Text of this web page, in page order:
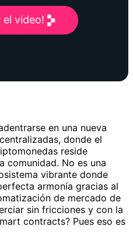
el vídeo!
en una nueva
donde el
reside
comunidad. No es una
vibrante donde
armonía gracias al
de mercado de
sin fricciones y con la
contracts? Pues eso es